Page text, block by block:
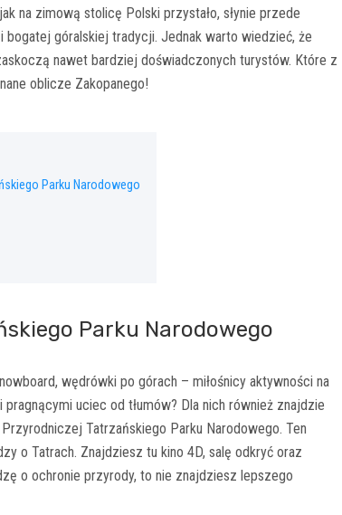
na zimową stolicę Polski przystało, słynie przede
góralskiej tradycji. Jednak warto wiedzieć, że
nawet bardziej doświadczonych turystów. Które z
oblicze Zakopanego!
Parku Narodowego
Parku Narodowego
wędrówki po górach – miłośnicy aktywności na
uciec od tłumów? Dla nich również znajdzie
Tatrzańskiego Parku Narodowego. Ten
o Tatrach. Znajdziesz tu kino 4D, salę odkryć oraz
o ochronie przyrody, to nie znajdziesz lepszego